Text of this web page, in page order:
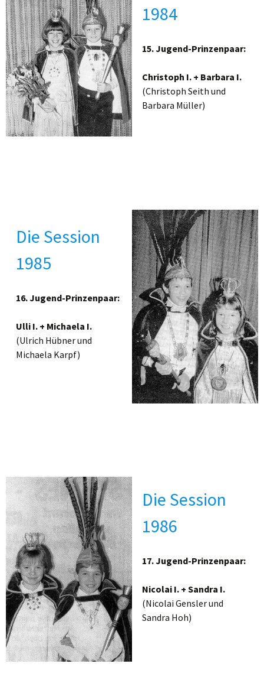
1984
15. Jugend-Prinzenpaar:
Christoph I. + Barbara I.
(Christoph Seith und
Barbara Müller)
Die Session
1985
16. Jugend-Prinzenpaar:
Ulli I. + Michaela I.
(Ulrich Hübner und
Michaela Karpf)
Die Session
1986
17. Jugend-Prinzenpaar:
Nicolai I. + Sandra I.
(Nicolai Gensler und
Sandra Hoh)